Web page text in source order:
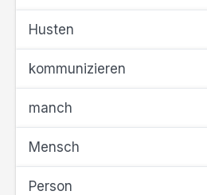
Husten
kommunizieren
manch
Mensch
Person